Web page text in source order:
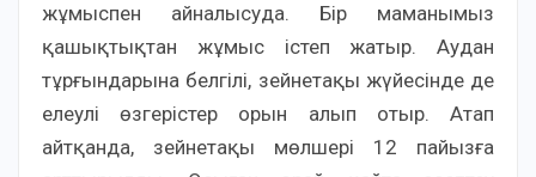
жұмыспен айналысуда. Бір маманымыз
қашықтықтан жұмыс істеп жатыр. Аудан
тұрғындарына белгілі, зейнетақы жүйесінде де
елеулі өзгерістер орын алып отыр. Атап
айтқанда, зейнетақы мөлшері 12 пайызға